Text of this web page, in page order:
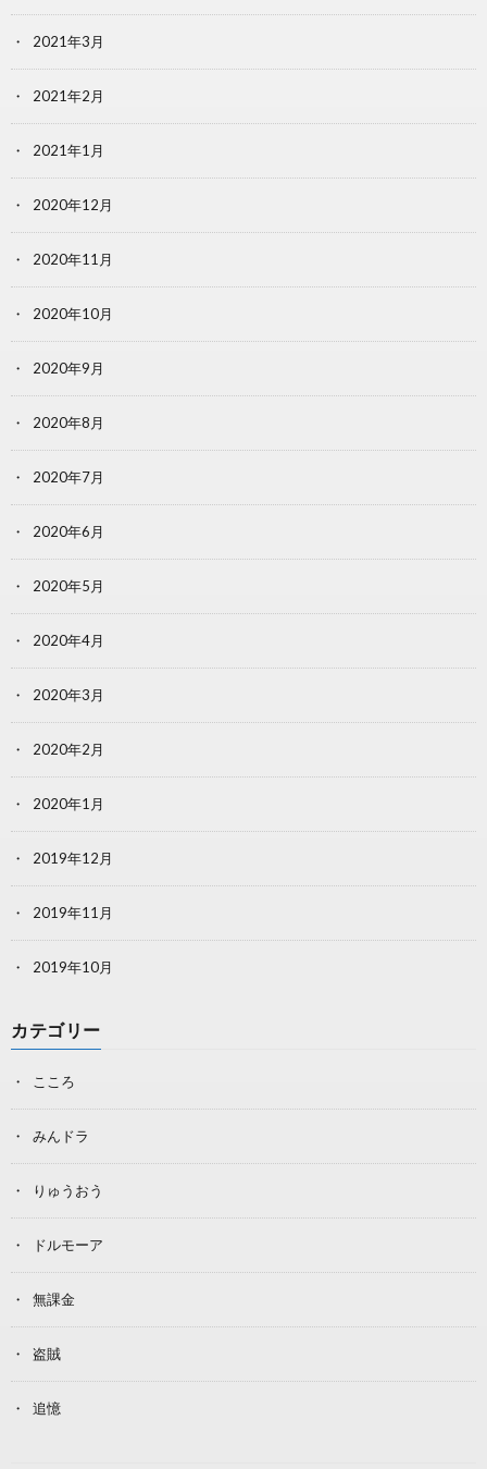
2021年3月
2021年2月
2021年1月
2020年12月
2020年11月
2020年10月
2020年9月
2020年8月
2020年7月
2020年6月
2020年5月
2020年4月
2020年3月
2020年2月
2020年1月
2019年12月
2019年11月
2019年10月
カテゴリー
こころ
みんドラ
りゅうおう
ドルモーア
無課金
盗賊
追憶